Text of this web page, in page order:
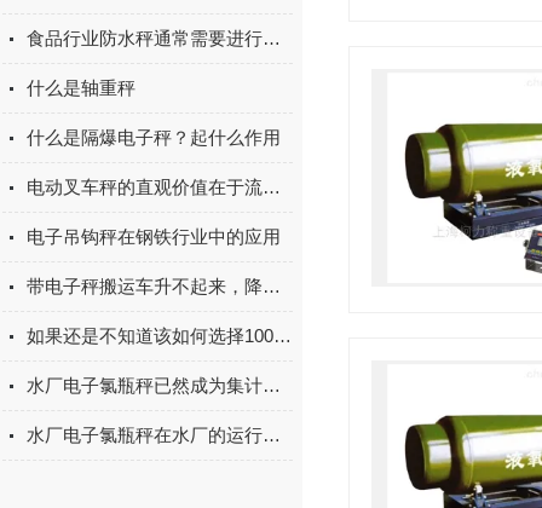
食品行业防水秤通常需要进行严格的防水测试和认证
什么是轴重秤
什么是隔爆电子秤？起什么作用
电动叉车秤的直观价值在于流程简化
电子吊钩秤在钢铁行业中的应用
带电子秤搬运车升不起来，降不下去怎么办？
如果还是不知道该如何选择100吨地磅那不妨看看这些
水厂电子氯瓶秤已然成为集计量、监控、分析于一体的综合管理设备
水厂电子氯瓶秤在水厂的运行和管理中发挥着重要作用